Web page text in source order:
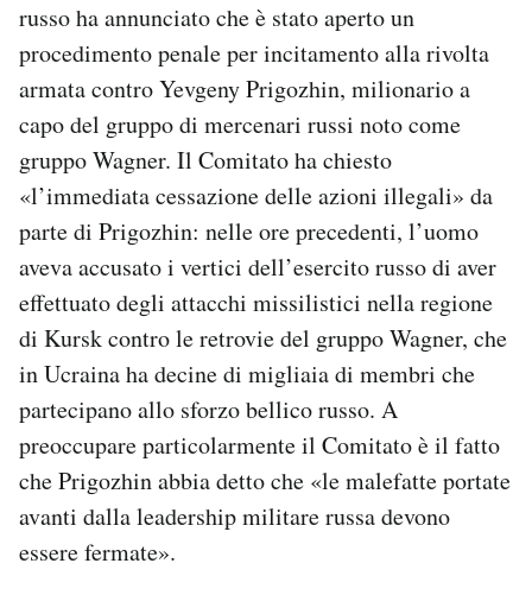
Notifiche mobile
Regala il Post
Hai bisogno di aiuto?
Esci
russo ha annunciato che è stato aperto un
procedimento penale per incitamento alla rivolta
armata contro Yevgeny Prigozhin, milionario a
capo del gruppo di mercenari russi noto come
gruppo Wagner. Il Comitato ha chiesto
«l’immediata cessazione delle azioni illegali» da
parte di Prigozhin: nelle ore precedenti, l’uomo
aveva accusato i vertici dell’esercito russo di aver
effettuato degli attacchi missilistici nella regione
di Kursk contro le retrovie del gruppo Wagner, che
in Ucraina ha decine di migliaia di membri che
partecipano allo sforzo bellico russo. A
preoccupare particolarmente il Comitato è il fatto
che Prigozhin abbia detto che «le malefatte portate
avanti dalla leadership militare russa devono
essere fermate».